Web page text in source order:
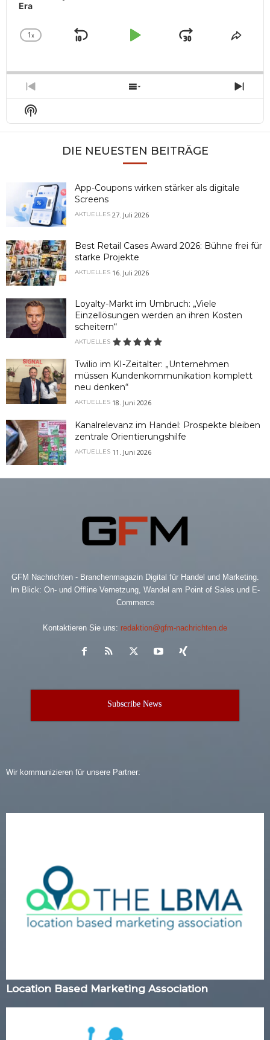
Era
Change
1x
Skip
Play
Jump
Share
Previous
Episode
Show
Episodes
Next
Show
Podcast
Information
DIE NEUESTEN BEITRÄGE
App-Coupons wirken stärker als digitale
Screens
AKTUELLES 27. Juli 2026
Best Retail Cases Award 2026: Bühne frei für
starke Projekte
AKTUELLES 16. Juli 2026
Loyalty-Markt im Umbruch: „Viele
Einzellösungen werden an ihren Kosten
scheitern“
AKTUELLES
Twilio im KI-Zeitalter: „Unternehmen
müssen Kundenkommunikation komplett
neu denken“
AKTUELLES 18. Juni 2026
Kanalrelevanz im Handel: Prospekte bleiben
zentrale Orientierungshilfe
AKTUELLES 11. Juni 2026
GFM Nachrichten - Branchenmagazin Digital für Handel und Marketing.
Im Blick: On- und Offline Vernetzung, Wandel am Point of Sales und E-
Commerce
Kontaktieren Sie uns: redaktion@gfm-nachrichten.de
Subscribe News
Wir kommunizieren für unsere Partner:
Location Based Marketing Association